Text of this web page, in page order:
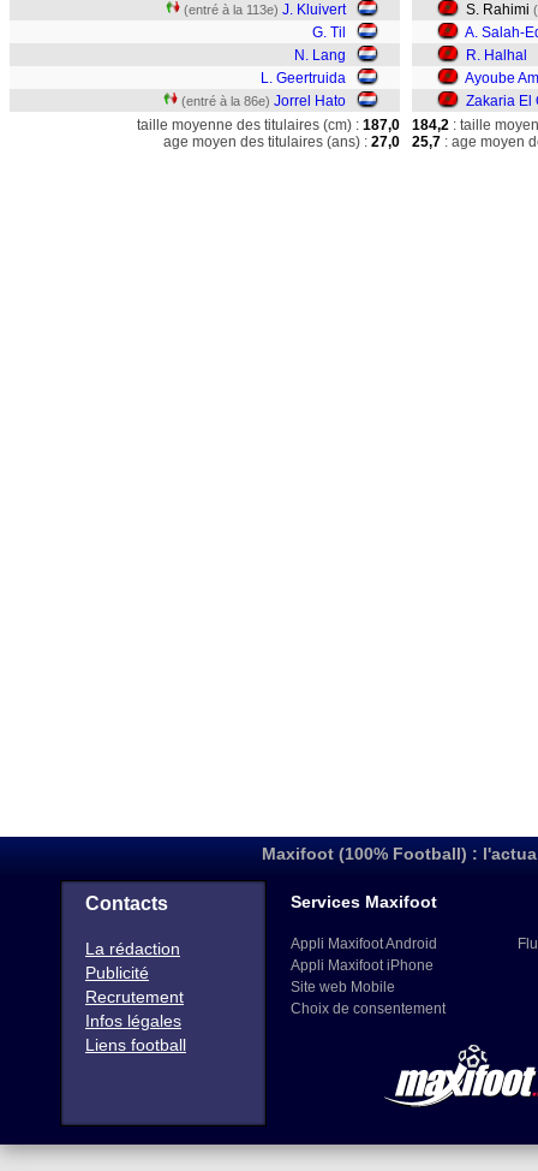
(entré à la 113e) J. Kluivert
G. Til
N. Lang
L. Geertruida
(entré à la 86e) Jorrel Hato
S. Rahimi
A. Salah-
R. Halhal
Ayoube
Zakaria El
taille moyenne des titulaires (cm) : 187,0
age moyen des titulaires (ans) : 27,0
184,2 : taille
25,7 : age moyen
Maxifoot (100% Football) :
Contacts
La rédaction
Publicité
Recrutement
Infos légales
Liens football
Services Maxifoot
Appli Maxifoot Android
Appli Maxifoot iPhone
Site web Mobile
Choix de consentement